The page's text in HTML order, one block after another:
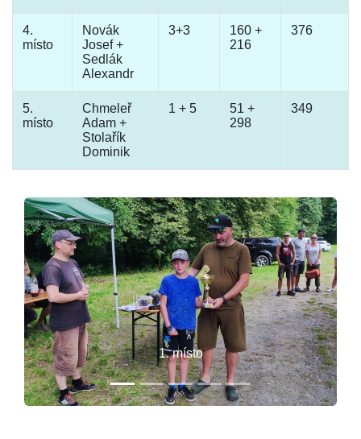
4.
místo
Novák
Josef +
Sedlák
Alexandr
3+3
160 +
216
376
5.
místo
Chmeleř
Adam +
Stolařík
Dominik
1 + 5
51 +
298
349
1. místo